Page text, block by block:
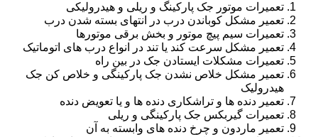
تعمیرات موتور جک پارکینگ و ریلی و هیدرولیکی
تعمیر مشکل کوباندن درب در انتهای بسته شدن درب
تعمیرات سیم پیچ موتور و بخش برقی موتورها
تعمیر مشکل سرعت کند یا تند در انواع درب های اتوماتیک
تعمیرات مشکلات ایستادن جک در بین راه
تعمیر مشکل خلاص نشدن جک پارکینگی و خلاص کن جک
هیدرولیک
تعمیر دنده ها و تراشکاری دنده ها و یا تعویض دنده
تعمیرات گیربکس جک پارکینگی و ریلی
تعمیر ماردون و چرخ دنده های وابسته به آن